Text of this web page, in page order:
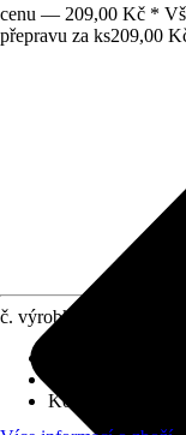
cenu — 209,00 Kč *
přepravu za ks209,00
č. výrobku
Kód výrobku